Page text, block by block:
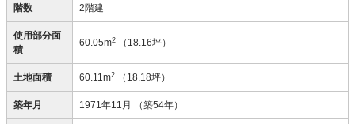
階数 2階建
使用部分面
積
60.05m2 （18.16坪）
土地面積 60.11m2 （18.18坪）
築年月 1971年11月 （築54年）